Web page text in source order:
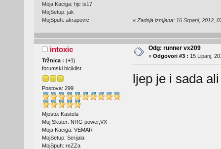
Moja Kaciga: hjc is17
MojSetup: jak
MojSpuh: akrapovic
« Zadnja izmjena: 16 Srpanj, 2012,
intoxic
Tržnica : (+1)
forumski biciklist
Postova: 299
Mjesto: Kastela
Moj Skuter: NRG power,VX
Moja Kaciga: VEMAR
MojSetup: Serijala
MojSpuh: reZZa
Odg: runner vx209
« Odgovori #3 : 15 Lipanj,
ljep je i sada